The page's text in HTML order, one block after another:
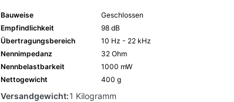
Bauweise
Geschlossen
Empfindlichkeit
98 dB
Übertragungsbereich
10 Hz - 22 kHz
Nennimpedanz
32 Ohm
Nennbelastbarkeit
1000 mW
Nettogewicht
400 g
Versandgewicht:1 Kilogramm